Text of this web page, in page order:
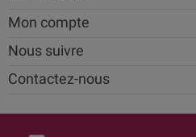
Mon compte
Nous suivre
Contactez-nous